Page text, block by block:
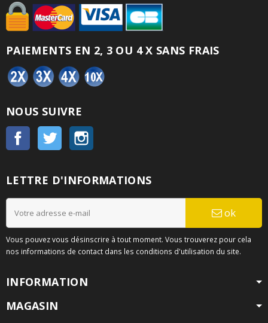
PAIEMENTS EN 2, 3 OU 4 X SANS FRAIS
NOUS SUIVRE
Facebook Twitter
LETTRE D'INFORMATIONS
ok
Vous pouvez vous désinscrire à tout moment. Vous trouverez pour cela
nos informations de contact dans les conditions d'utilisation du site.
INFORMATION
MAGASIN